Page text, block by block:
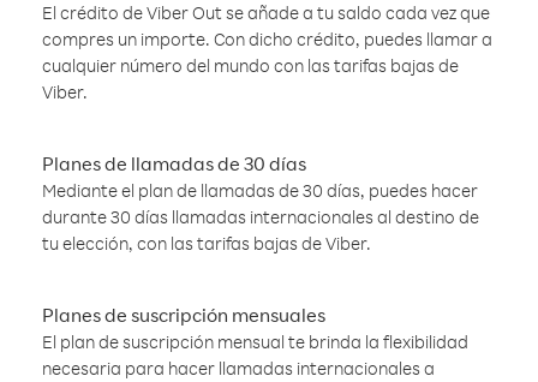
El crédito de Viber Out se añade a tu saldo cada vez que
compres un importe. Con dicho crédito, puedes llamar a
cualquier número del mundo con las tarifas bajas de
Viber.
Planes de llamadas de 30 días
Mediante el plan de llamadas de 30 días, puedes hacer
durante 30 días llamadas internacionales al destino de
tu elección, con las tarifas bajas de Viber.
Planes de suscripción mensuales
El plan de suscripción mensual te brinda la flexibilidad
necesaria para hacer llamadas internacionales a